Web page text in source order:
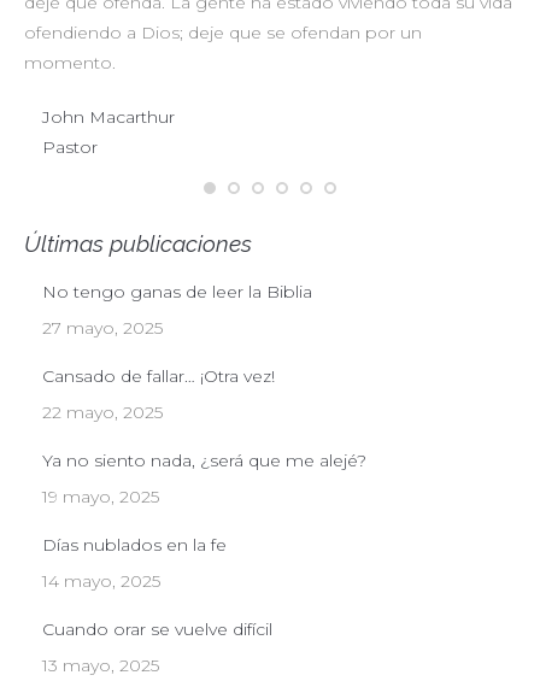
ofendiendo a Dios; deje que se ofendan por un
momento.
John Macarthur
Pastor
Últimas publicaciones
No tengo ganas de leer la Biblia
27 mayo, 2025
Cansado de fallar… ¡Otra vez!
22 mayo, 2025
Ya no siento nada, ¿será que me alejé?
19 mayo, 2025
Días nublados en la fe
14 mayo, 2025
Cuando orar se vuelve difícil
13 mayo, 2025